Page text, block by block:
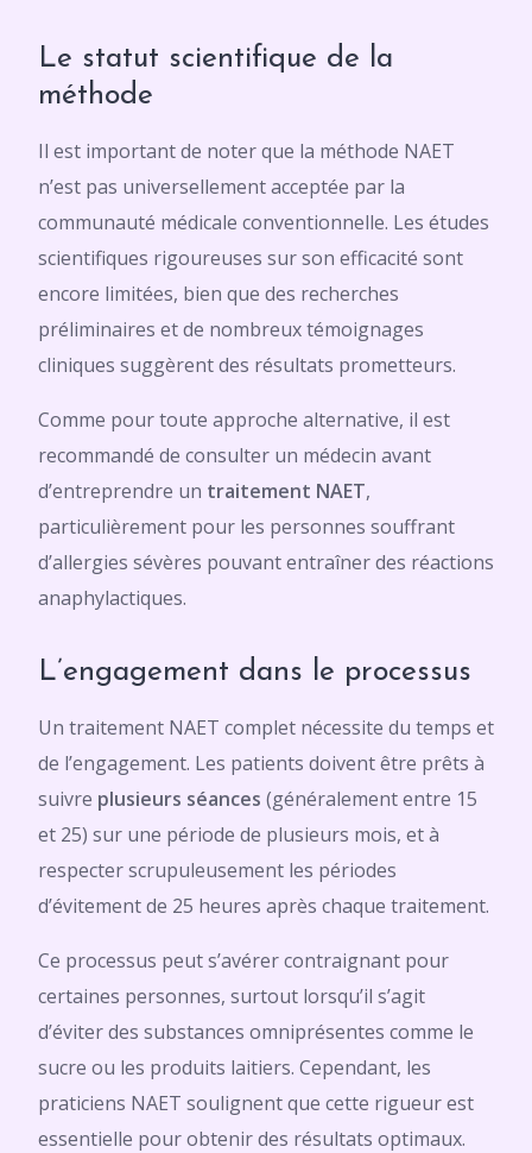
Le statut scientifique de la
méthode
Il est important de noter que la méthode NAET
n’est pas universellement acceptée par la
communauté médicale conventionnelle. Les études
scientifiques rigoureuses sur son efficacité sont
encore limitées, bien que des recherches
préliminaires et de nombreux témoignages
cliniques suggèrent des résultats prometteurs.
Comme pour toute approche alternative, il est
recommandé de consulter un médecin avant
d’entreprendre un traitement NAET,
particulièrement pour les personnes souffrant
d’allergies sévères pouvant entraîner des réactions
anaphylactiques.
L’engagement dans le processus
Un traitement NAET complet nécessite du temps et
de l’engagement. Les patients doivent être prêts à
suivre plusieurs séances (généralement entre 15
et 25) sur une période de plusieurs mois, et à
respecter scrupuleusement les périodes
d’évitement de 25 heures après chaque traitement.
Ce processus peut s’avérer contraignant pour
certaines personnes, surtout lorsqu’il s’agit
d’éviter des substances omniprésentes comme le
sucre ou les produits laitiers. Cependant, les
praticiens NAET soulignent que cette rigueur est
essentielle pour obtenir des résultats optimaux.